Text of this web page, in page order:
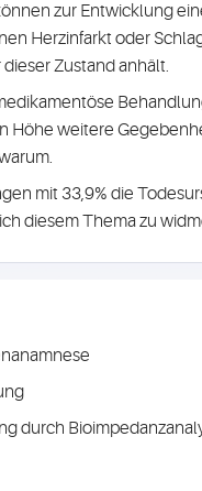
zur Entwicklung
Herzinfarkt oder
Zustand anhält.
Höhe weitere
mit 33,9% die
diesem Thema zu
durch